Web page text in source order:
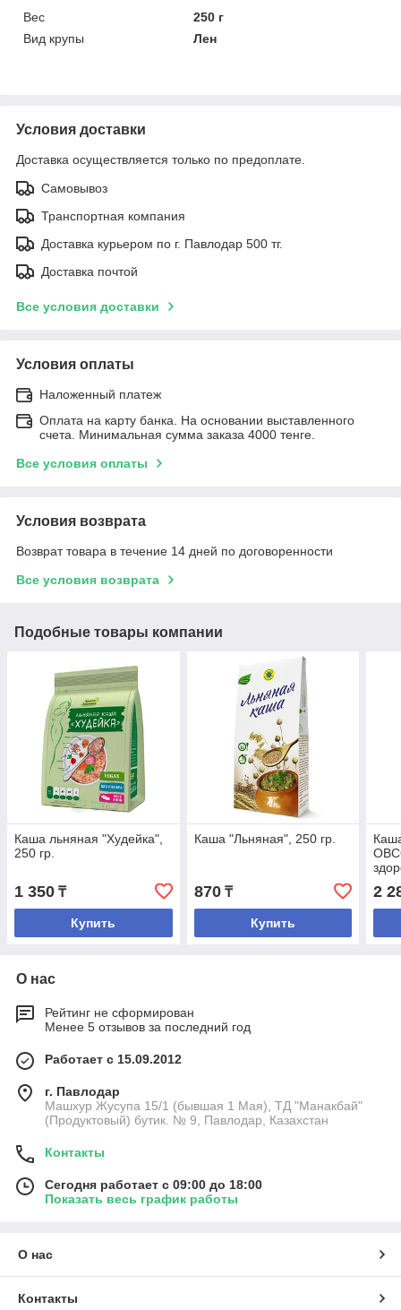
Вес
250 г
Вид крупы
Лен
Условия доставки
Доставка осуществляется только по предоплате.
Самовывоз
Транспортная компания
Доставка курьером по г. Павлодар 500 тг.
Доставка почтой
Все условия доставки
Условия оплаты
Наложенный платеж
Оплата на карту банка. На основании выставленного
счета. Минимальная сумма заказа 4000 тенге.
Все условия оплаты
Условия возврата
Возврат товара в течение 14 дней по договоренности
Все условия возврата
Подобные товары компании
Каша льняная "Худейка",
250 гр.
1 350 ₸
Купить
Каша "Льняная", 250 гр.
870₸
Купить
2
О нас
Рейтинг не сформирован
Менее 5 отзывов за последний год
Работает с 15.09.2012
г. Павлодар
Машхур Жусупа 15/1 (бывшая 1 Мая), ТД "Манакбай"
(Продуктовый) бутик. № 9, Павлодар, Казахстан
Контакты
Сегодня работает с 09:00 до 18:00
Показать весь график работы
О нас
Контакты